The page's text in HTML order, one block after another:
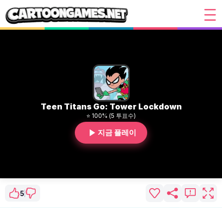
Teen Titans Go: Tower Lockdown
⭐ 100% (5 투표수)
지금 플레이
5